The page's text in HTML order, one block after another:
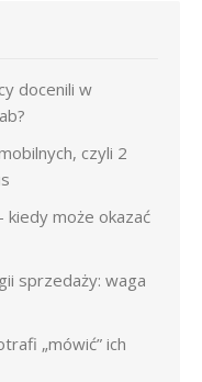
docenili w
czyli 2
kiedy może okazać
sprzedaży: waga
„mówić” ich